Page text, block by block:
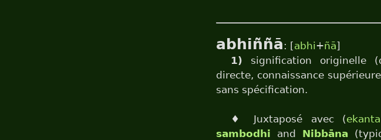
abhiññā : [abhi+ñā]
1) signification originelle
directe, connaissance
sans spécification.
♦ Juxtaposé avec (ekanta
sambodhi and Nibbāna